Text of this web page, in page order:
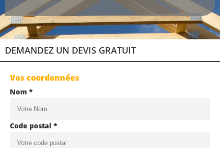
DEMANDEZ UN DEVIS GRATUIT
Vos coordonnées
Nom *
Code postal *